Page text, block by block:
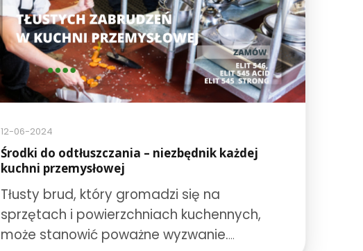
12-06-2024
Środki do odtłuszczania – niezbędnik każdej
kuchni przemysłowej
Tłusty brud, który gromadzi się na
sprzętach i powierzchniach kuchennych,
może stanowić poważne wyzwanie.